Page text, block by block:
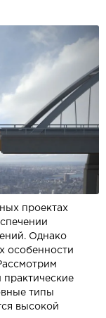
проектах
Однако
особенности
практические
типы
высокой